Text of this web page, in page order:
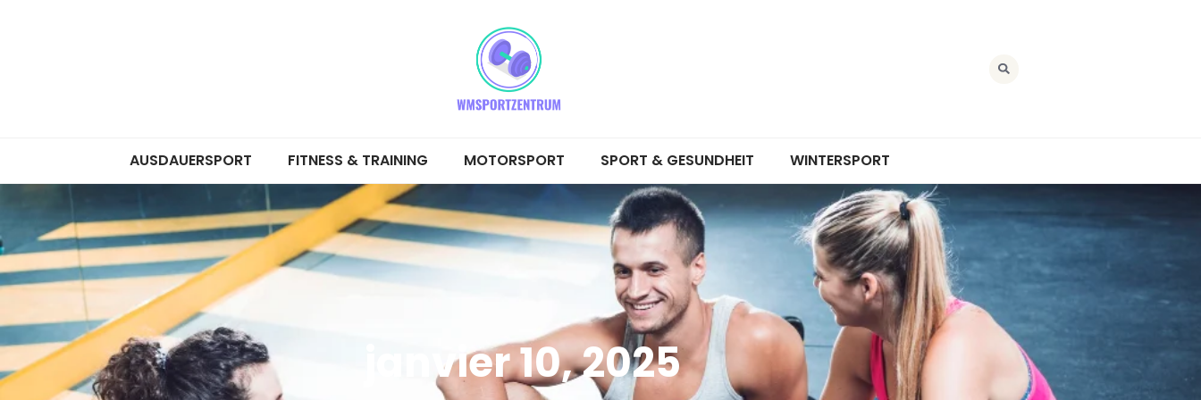
AUSDAUERSPORT FITNESS & TRAINING MOTORSPORT SPORT & GESUNDHEIT WINTERSPORT
janvier 10, 2025